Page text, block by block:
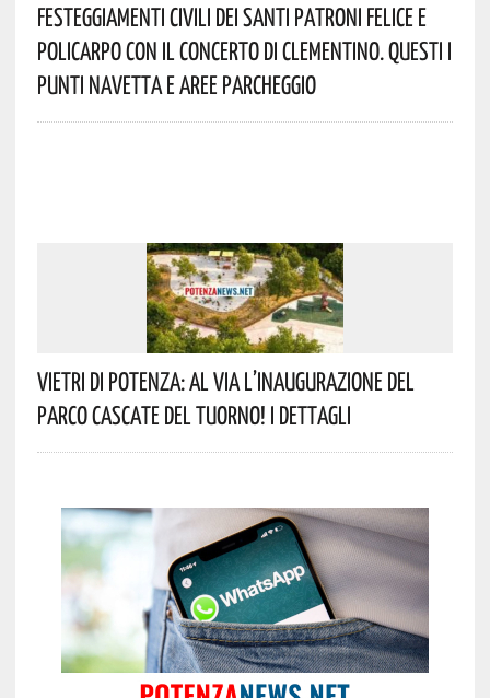
Festeggiamenti Civili Dei Santi Patroni Felice E
Policarpo Con Il Concerto Di Clementino. Questi I
Punti Navetta E Aree Parcheggio
Vietri Di Potenza: Al Via L’inaugurazione Del
Parco Cascate Del Tuorno! I Dettagli